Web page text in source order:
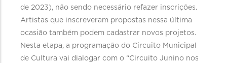
de 2023), não sendo necessário refazer inscrições.
Artistas que inscreveram propostas nessa última
ocasião também podem cadastrar novos projetos.
Nesta etapa, a programação do Circuito Municipal
de Cultura vai dialogar com o “Circuito Junino nos